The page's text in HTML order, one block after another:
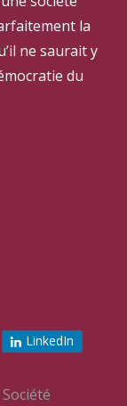
la
ne saurait y
du
LinkedIn
Société